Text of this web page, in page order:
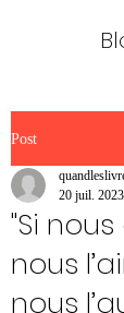
Post
"Si
nous
nous
20 juil. 2023